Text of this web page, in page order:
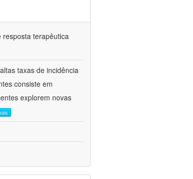
resposta terapêutica
taxas de incidência
consiste em
explorem novas